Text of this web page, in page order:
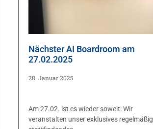
Nächster AI Boardroom am
27.02.2025
28. Januar 2025
Am 27.02. ist es wieder soweit: Wir
veranstalten unser exklusives regelmäßig